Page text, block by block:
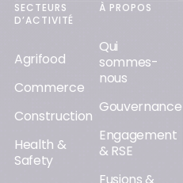
SECTEURS
D’ACTIVITÉ
Agrifood
Commerce
Construction
Health &
Safety
À PROPOS
Qui
sommes-
nous
Gouvernance
Engagement
& RSE
Fusions &